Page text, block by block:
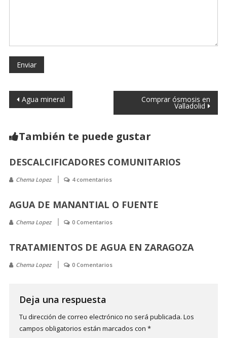
Agua mineral Comprar ósmosis en
Valladolid
También te puede gustar
DESCALCIFICADORES COMUNITARIOS
Chema Lopez 4 comentarios
AGUA DE MANANTIAL O FUENTE
Chema Lopez 0 Comentarios
TRATAMIENTOS DE AGUA EN ZARAGOZA
Chema Lopez 0 Comentarios
Deja una respuesta
Tu dirección de correo electrónico no será publicada. Los
campos obligatorios están marcados con *